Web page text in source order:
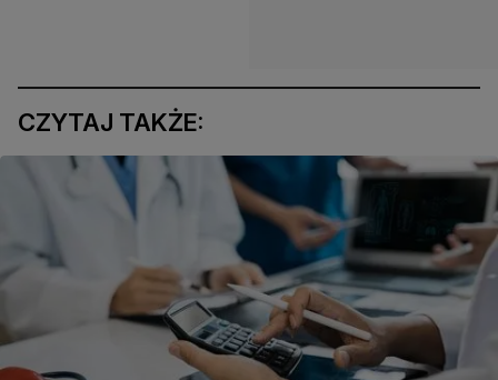
CZYTAJ TAKŻE: